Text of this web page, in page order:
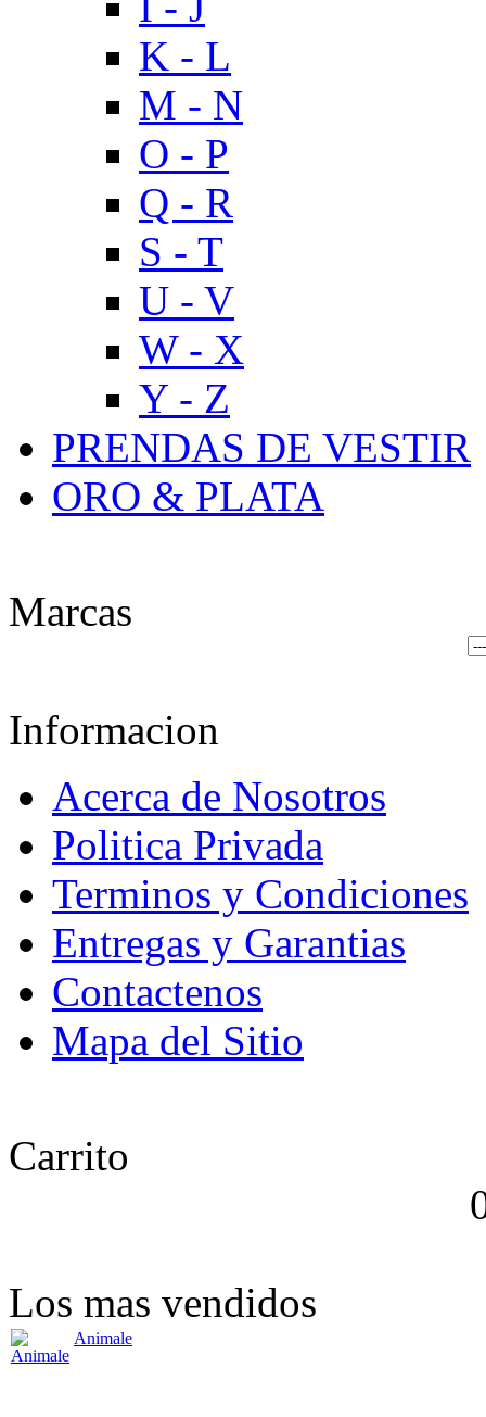
K - L
M - N
O - P
Q - R
S - T
U - V
W - X
Y - Z
PRENDAS DE VESTIR
ORO & PLATA
Marcas
Informacion
Acerca de Nosotros
Politica Privada
Terminos y Condiciones
Entregas y Garantias
Contactenos
Mapa del Sitio
Carrito
Los mas vendidos
Animale